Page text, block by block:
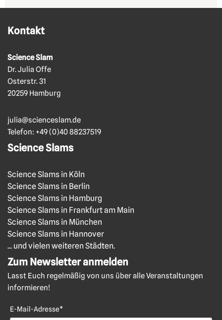
Kontakt
Science Slam
Dr. Julia Offe
Osterstr. 31
20259 Hamburg
julia@scienceslam.de
Telefon: +49 (0)40 88237519
Science Slams
Science Slams in Köln
Science Slams in Berlin
Science Slams in Hamburg
Science Slams in Frankfurt am Main
Science Slams in München
Science Slams in Hannover
... und vielen weiteren Städten.
Zum Newsletter anmelden
Lasst Euch regelmäßig von uns über alle Veranstaltungen
informieren!
E-Mail-Adresse*